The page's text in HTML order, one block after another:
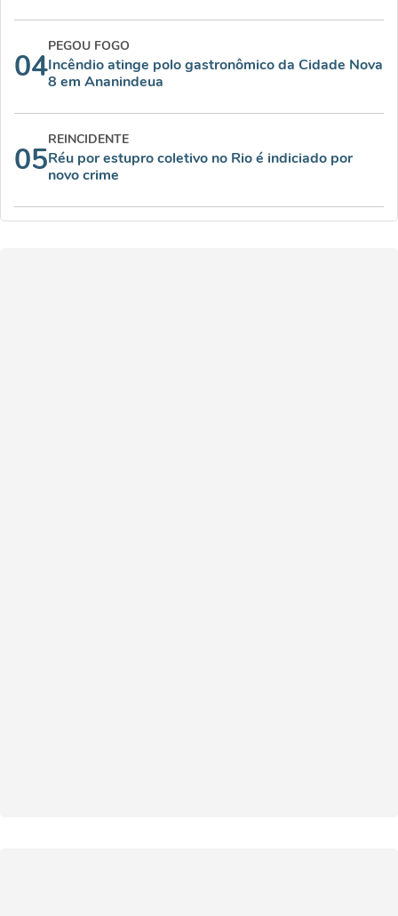
04
PEGOU FOGO
Incêndio atinge polo gastronômico da Cidade Nova
8 em Ananindeua
05
REINCIDENTE
Réu por estupro coletivo no Rio é indiciado por
novo crime